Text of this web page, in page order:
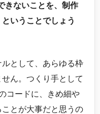
きないことを、制作
いうことでしょう
として、あらゆる枠
ん。つくり手として
コードに、きめ細や
とが大事だと思うの